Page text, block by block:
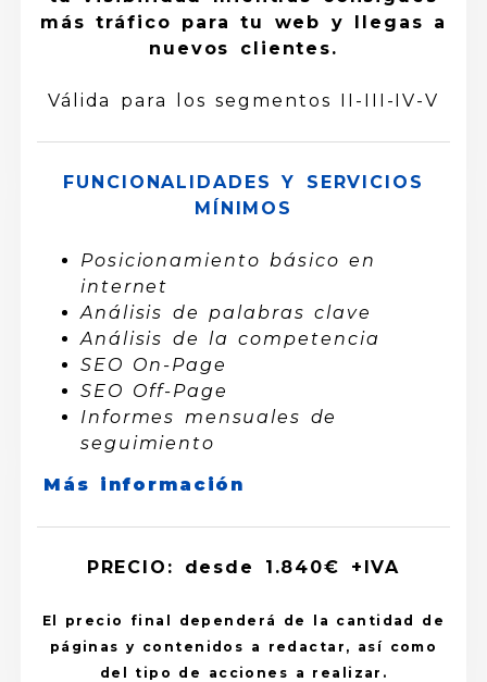
más tráfico para tu web y llegas a
nuevos clientes.
Válida para los segmentos II-III-IV-V
FUNCIONALIDADES Y SERVICIOS
MÍNIMOS
Posicionamiento básico en
internet
Análisis de palabras clave
Análisis de la competencia
SEO On-Page
SEO Off-Page
Informes mensuales de
seguimiento
Más información
PRECIO: desde 1.840€ +IVA
El precio final dependerá de la cantidad de
páginas y contenidos a redactar, así como
del tipo de acciones a realizar.